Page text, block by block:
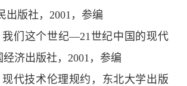
出版社， 2001 ， 参编
我们这个世纪—21 世纪中国的现代
经济出版社， 2001 ， 参编
现代技术伦理规约 ， 东北大学出版